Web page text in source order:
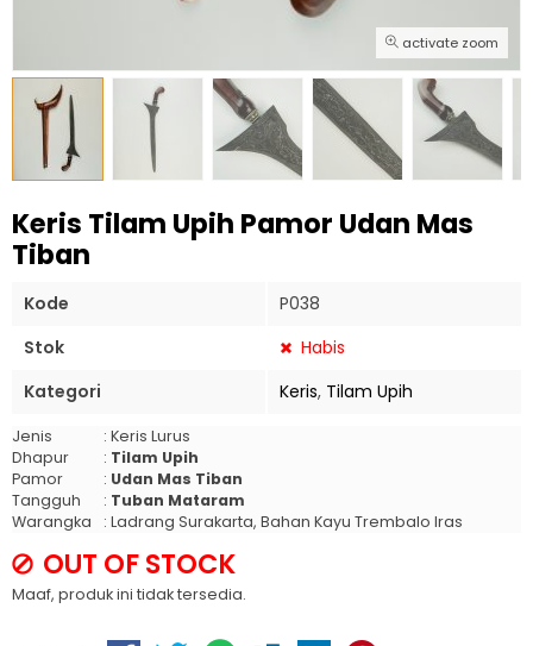
activate zoom
Keris Tilam Upih Pamor Udan Mas
Tiban
Kode
P038
Stok
Habis
Kategori
Keris, Tilam Upih
Jenis
: Keris Lurus
Dhapur
: Tilam Upih
Pamor
: Udan Mas Tiban
Tangguh
: Tuban Mataram
Warangka
: Ladrang Surakarta, Bahan Kayu Trembalo Iras
OUT OF STOCK
Maaf, produk ini tidak tersedia.